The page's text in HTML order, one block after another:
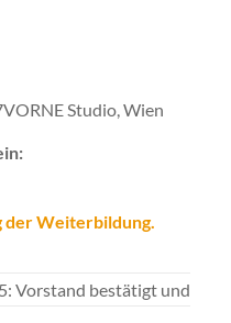
Studio, Wien
der Weiterbildung.
Vorstand bestätigt und